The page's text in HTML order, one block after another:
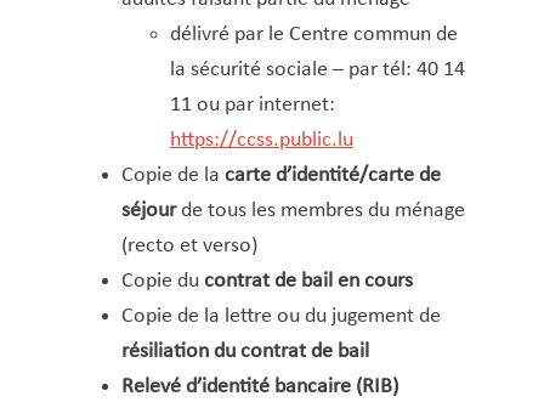
Macommune.lu
Nationalité luxemburgeoise – Naturalisation –
Recouvrement
Night Card (Nightrider)
Nuit blanche
Parrainage d’arbres
Passeport
Primes d’encouragement pour élèves et
délivré par le Centre commun de
la sécurité sociale – par tél: 40 14
11 ou par internet:
https://ccss.public.lu
Copie de la carte d’identité/carte de
séjourde tous les membres du ménage
(recto et verso)
Copie du contrat de bail en cours
Copie de la lettre ou du jugement de
résiliation du contrat de bail
Relevé d’identité bancaire (RIB)